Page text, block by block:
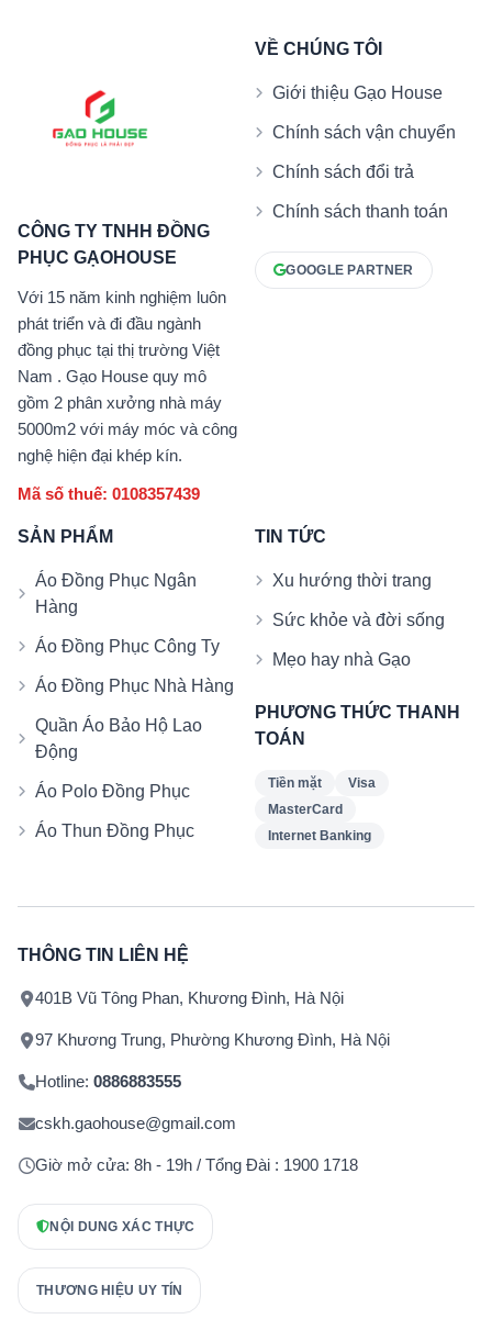
CÔNG TY TNHH ĐỒNG
PHỤC GẠOHOUSE
Với 15 năm kinh nghiệm luôn
phát triển và đi đầu ngành
đồng phục tại thị trường Việt
Nam . Gạo House quy mô
gồm 2 phân xưởng nhà máy
5000m2 với máy móc và công
nghệ hiện đại khép kín.
Mã số thuế: 0108357439
VỀ CHÚNG TÔI
Giới thiệu Gạo House
Chính sách vận chuyển
Chính sách đổi trả
Chính sách thanh toán
GOOGLE PARTNER
SẢN PHẨM
Áo Đồng Phục Ngân
Hàng
Áo Đồng Phục Công Ty
Áo Đồng Phục Nhà Hàng
Quần Áo Bảo Hộ Lao
Động
Áo Polo Đồng Phục
Áo Thun Đồng Phục
TIN TỨC
Xu hướng thời trang
Sức khỏe và đời sống
Mẹo hay nhà Gạo
PHƯƠNG THỨC THANH
TOÁN
Tiền mặt
Visa
MasterCard
Internet Banking
THÔNG TIN LIÊN HỆ
401B Vũ Tông Phan, Khương Đình, Hà Nội
97 Khương Trung, Phường Khương Đình, Hà Nội
Hotline: 0886883555
cskh.gaohouse@gmail.com
Giờ mở cửa: 8h - 19h / Tổng Đài : 1900 1718
NỘI DUNG XÁC THỰC
THƯƠNG HIỆU UY TÍN